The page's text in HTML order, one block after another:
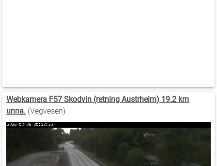
Webkamera F57 Skodvin (retning Austrheim) 19.2 km
unna. (Vegvesen)